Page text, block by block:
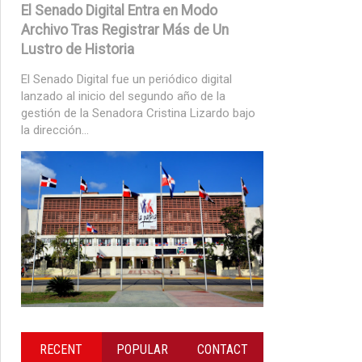
El Senado Digital Entra en Modo
Archivo Tras Registrar Más de Un
Lustro de Historia
El Senado Digital fue un periódico digital
lanzado al inicio del segundo año de la
gestión de la Senadora Cristina Lizardo bajo
la dirección...
RECENT POPULAR CONTACT